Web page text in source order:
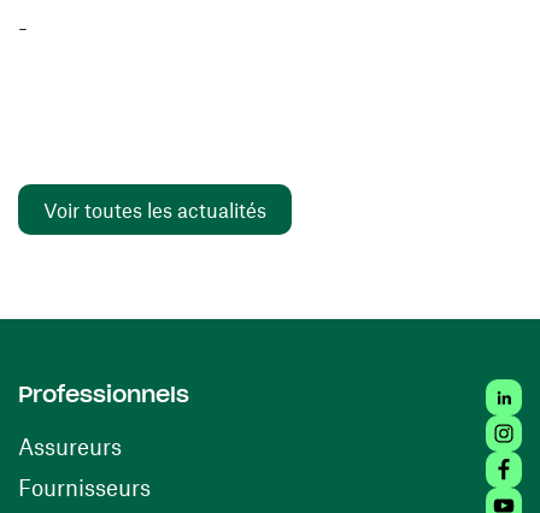
-
Voir toutes les actualités
Professionnels
Assureurs
Fournisseurs(ouvre une nouvelle fenêtre)